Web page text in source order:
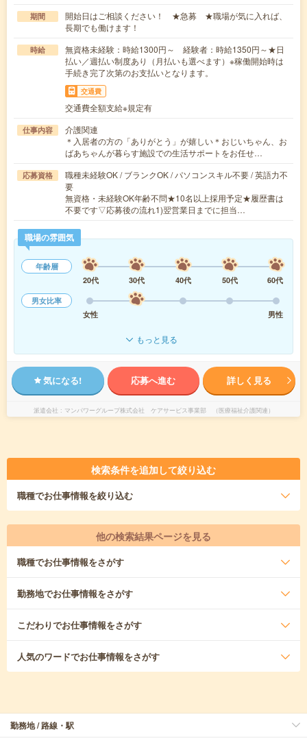
期間
開始日はご相談ください！ ★急募 ★職場が気に入れば、
長期でも働けます！
時給
無資格未経験：時給1300円～ 経験者：時給1350円～★日
払い／週払い制度あり（月払いも選べます）※稼働開始時は
手続き完了次第のお支払いとなります。
交通費
交通費全額支給※規定有
仕事内容
介護関連
＊入居者の方の「ありがとう」が嬉しい＊おじいちゃん、お
ばあちゃんが暮らす施設での生活サポートをお任せ…
応募資格
職種未経験OK / ブランクOK / パソコンスキル不要 / 英語力不
要
無資格・未経験OK年齢不問★10名以上採用予定★履歴書は
不要です▽応募後の流れ1)翌営業日までに担当…
職場の雰囲気
年齢層
20代
30代 40代 50代
60代
男女比率
女性
男性
もっと見る
気になる! 応募へ進む 詳しく見る
派遣会社 マンパワーグループ株式会社 ケアサービス事業部 （医療福祉介護関連）
検索条件を追加して絞り込む
職種でお仕事情報を絞り込む
他の検索結果ページを見る
職種でお仕事情報をさがす
勤務地でお仕事情報をさがす
こだわりでお仕事情報をさがす
人気のワードでお仕事情報をさがす
勤務地 / 路線・駅